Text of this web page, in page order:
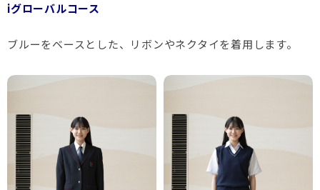
iグローバルコース
ブルーをベースとした、リボンやネクタイを着用します。